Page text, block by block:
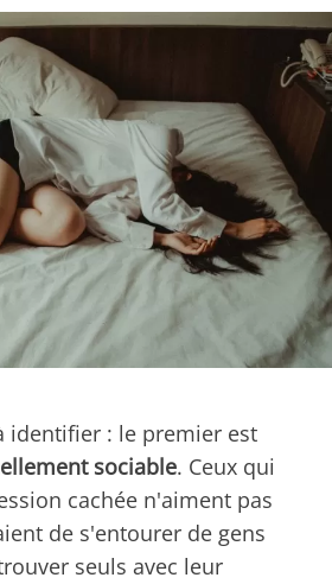
identifier : le premier est
sociable. Ceux qui
cachée n'aiment pas
de s'entourer de gens
seuls avec leur